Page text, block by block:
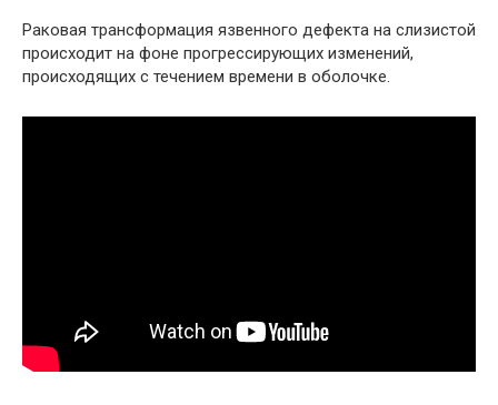
Раковая трансформация язвенного дефекта на слизистой
происходит на фоне прогрессирующих изменений,
происходящих с течением времени в оболочке.